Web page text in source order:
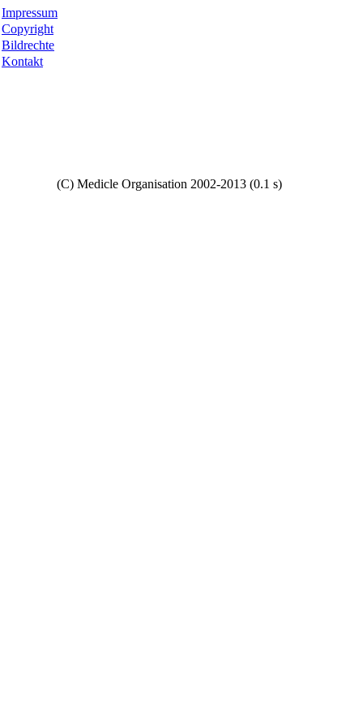
Impressum
Copyright
Bildrechte
Kontakt
(C) Medicle Organisation 2002-2013 (0.1 s)